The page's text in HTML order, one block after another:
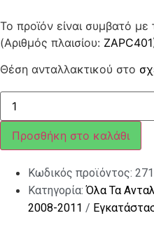
Το προϊόν είναι συμβατό με
(Αριθμός πλαισίου: ZAPC401
Θέση ανταλλακτικού στο
ΚΑΠΑΚΙ
ΔΙΑΚΛΑΔ
ΚΑΤΩ
HEXAGON
ποσότητα
Προσθήκη στο καλάθι
Κωδικός προϊόντος:
Κατηγορία:Όλα Τα
2008-2011 /